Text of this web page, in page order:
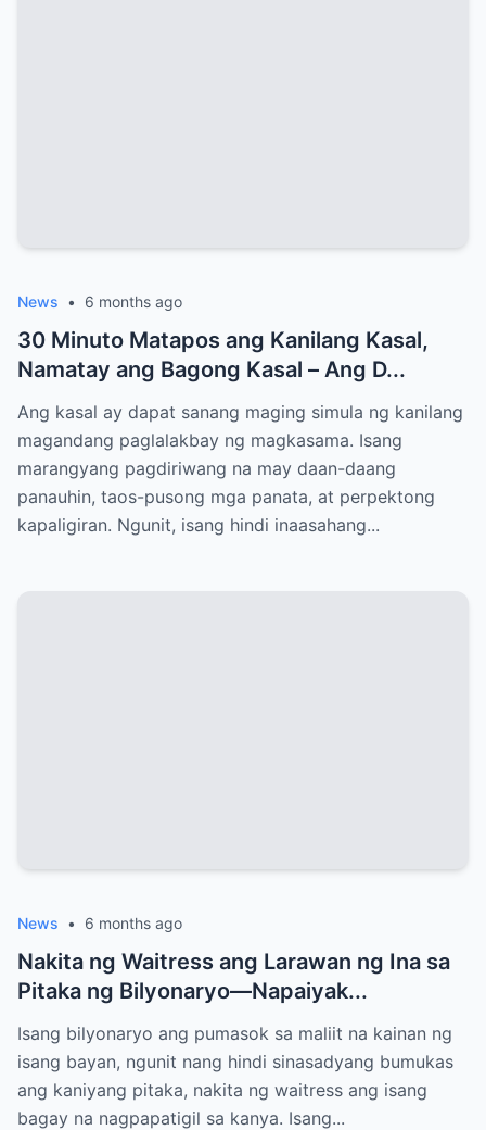
News • 6 months ago
30 Minuto Matapos ang Kanilang Kasal,
Namatay ang Bagong Kasal – Ang D...
Ang kasal ay dapat sanang maging simula ng kanilang
magandang paglalakbay ng magkasama. Isang
marangyang pagdiriwang na may daan-daang
panauhin, taos-pusong mga panata, at perpektong
kapaligiran. Ngunit, isang hindi inaasahang...
News • 6 months ago
Nakita ng Waitress ang Larawan ng Ina sa
Pitaka ng Bilyonaryo—Napaiyak...
Isang bilyonaryo ang pumasok sa maliit na kainan ng
isang bayan, ngunit nang hindi sinasadyang bumukas
ang kaniyang pitaka, nakita ng waitress ang isang
bagay na nagpapatigil sa kanya. Isang...